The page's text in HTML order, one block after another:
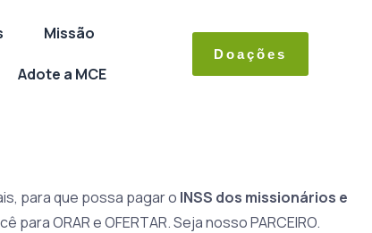
Missão
Adote a MCE
Doações
para que possa pagar o INSS dos missionários e
ORAR e OFERTAR. Seja nosso PARCEIRO.